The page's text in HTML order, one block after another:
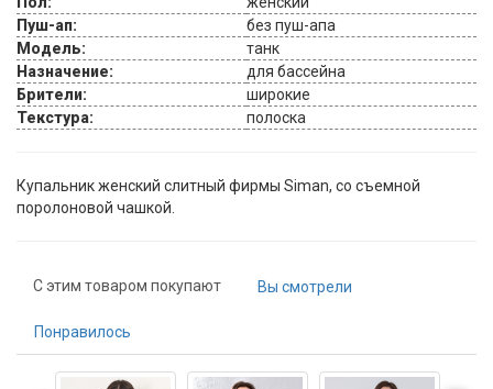
Пуш-ап:
без пуш-апа
Модель:
танк
Назначение:
для бассейна
Брители:
широкие
Текстура:
полоска
Купальник женский слитный фирмы Siman, со съемной
поролоновой чашкой.
С этим товаром покупают Вы смотрели
Понравилось